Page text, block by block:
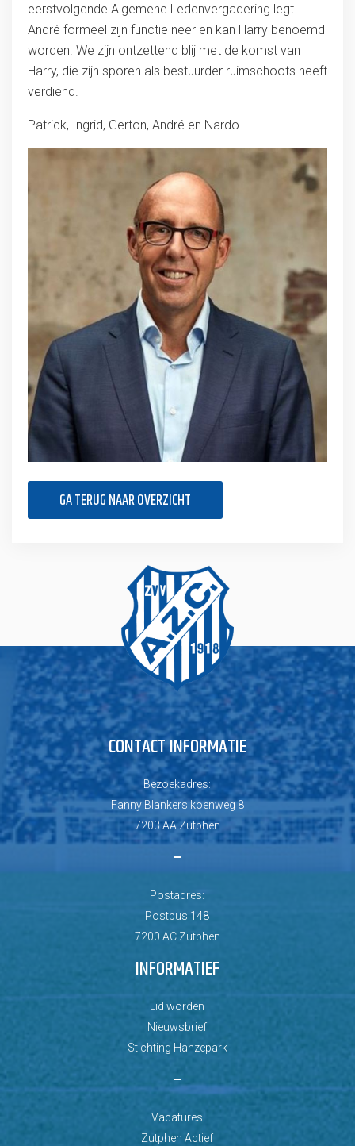
eerstvolgende Algemene Ledenvergadering legt
André formeel zijn functie neer en kan Harry benoemd
worden. We zijn ontzettend blij met de komst van
Harry, die zijn sporen als bestuurder ruimschoots heeft
verdiend.
Patrick, Ingrid, Gerton, André en Nardo
GA TERUG NAAR OVERZICHT
CONTACT INFORMATIE
Bezoekadres:
Fanny Blankers koenweg 8
7203 AA Zutphen
–
Postadres:
Postbus 148
7200 AC Zutphen
INFORMATIEF
Lid worden
Nieuwsbrief
Stichting Hanzepark
–
Vacatures
Zutphen Actief